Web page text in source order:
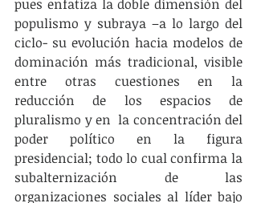
pues enfatiza la doble dimensión del
populismo y subraya –a lo largo del
ciclo- su evolución hacia modelos de
dominación más tradicional, visible
entre otras cuestiones en la
reducción de los espacios de
pluralismo y en  la concentración del
poder político en la figura
presidencial; todo lo cual confirma la
subalternización de las
organizaciones sociales al líder bajo